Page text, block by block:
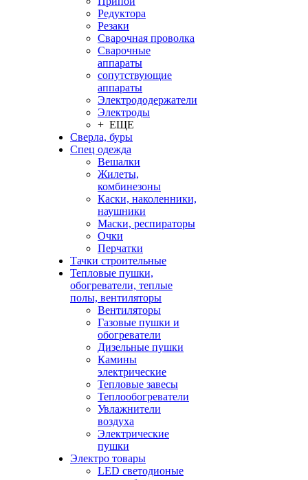
Редуктора
Резаки
Сварочная проволка
Сварочные
аппараты
сопутствующие
аппараты
Электрододержатели
Электроды
+ ЕЩЕ
Сверла, буры
Спец одежда
Вешалки
Жилеты,
комбинезоны
Каски, наколенники,
наушники
Маски, респираторы
Очки
Перчатки
Тачки строительные
Тепловые пушки,
обогреватели, теплые
полы, вентиляторы
Вентиляторы
Газовые пушки и
обогреватели
Дизельные пушки
Камины
электрические
Тепловые завесы
Теплообогреватели
Увлажнители
воздуха
Электрические
пушки
Электро товары
LED светодионые